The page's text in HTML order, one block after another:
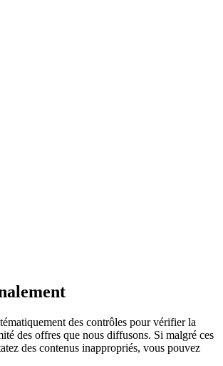
des contrôles pour vérifier la
des offres que nous diffusons. Si malgré ces
des contenus inappropriés, vous pouvez